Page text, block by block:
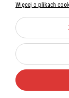
O nas
Informacje
Moje konto
Kategorie
Więcej o plikach